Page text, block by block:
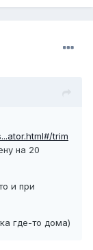
trim
на 20
и при
где-то дома)